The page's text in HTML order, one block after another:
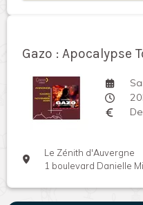
Gazo : Apocalypse
Le Zénith d'Auvergne
1 boulevard Danielle